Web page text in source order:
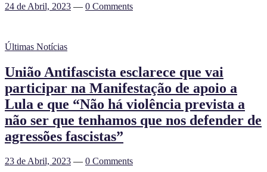
24 de Abril, 2023 — 0 Comments
Últimas Notícias
União Antifascista esclarece que vai
participar na Manifestação de apoio a
Lula e que “Não há violência prevista a
não ser que tenhamos que nos defender de
agressões fascistas”
23 de Abril, 2023 — 0 Comments